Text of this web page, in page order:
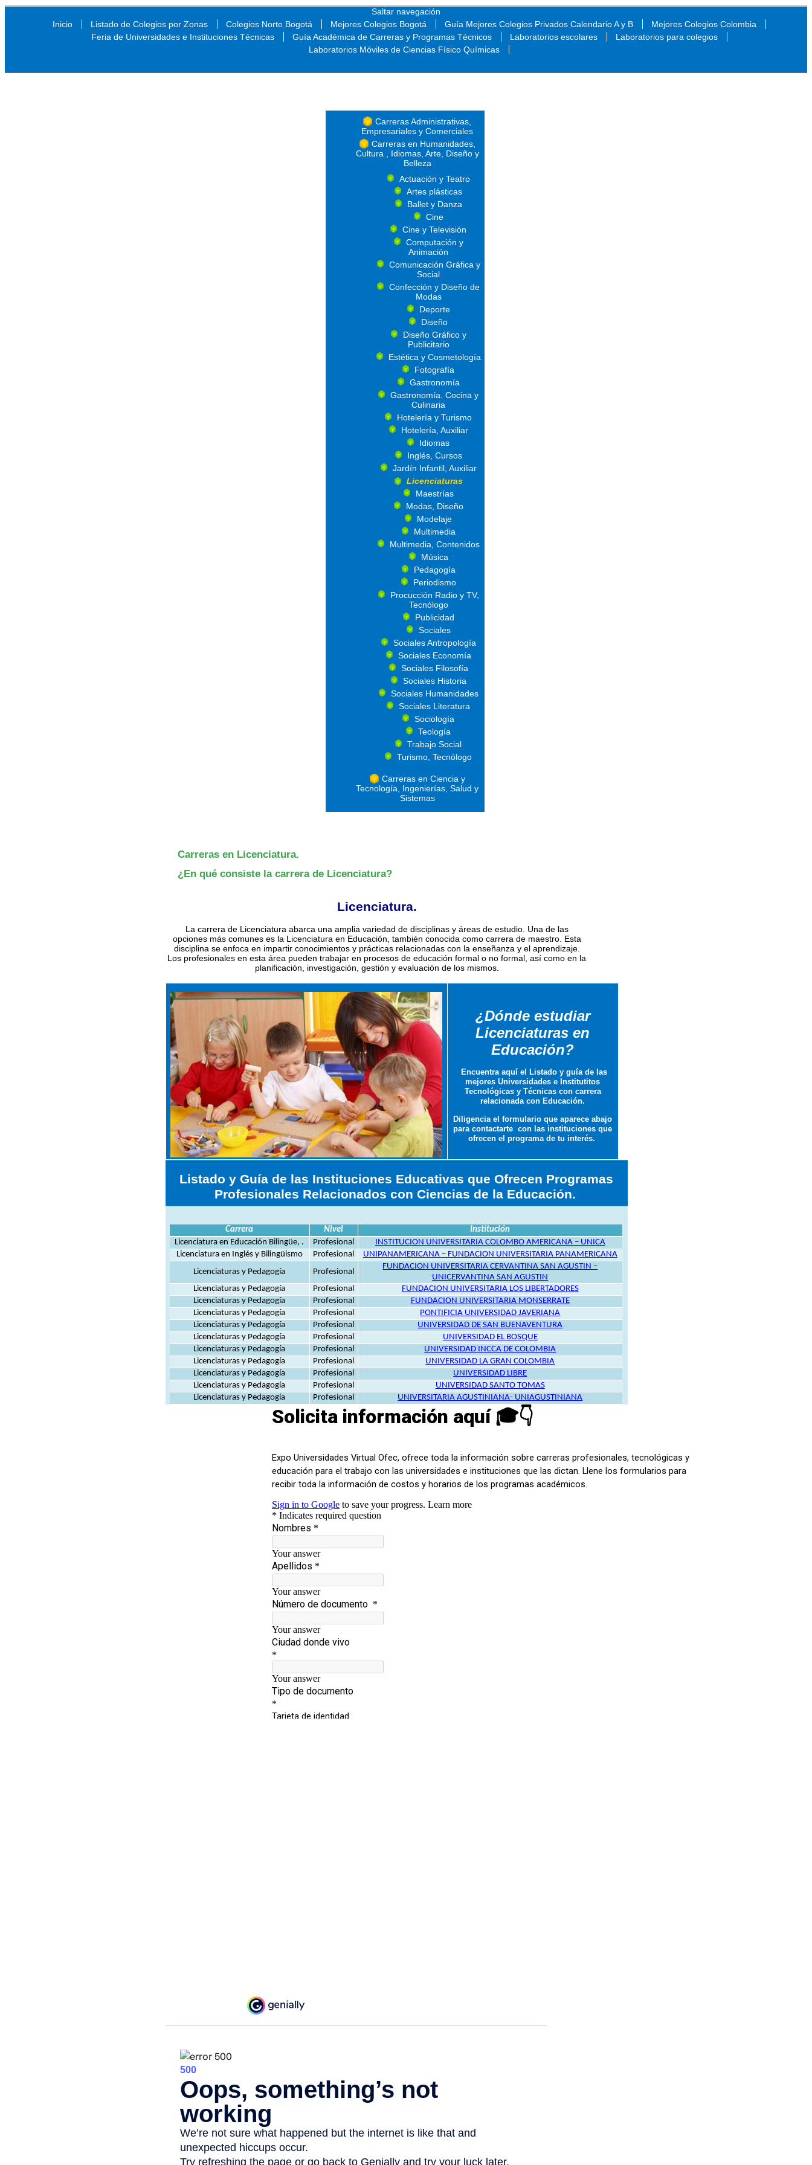
Saltar navegación
Inicio
Listado de Colegios por Zonas Colegios Norte Bogotá Mejores Colegios Bogotá Guía Mejores Colegios Privados Calendario A y B
Mejores Colegios Colombia
Feria de Universidades e Instituciones Técnicas
Guía Académica de Carreras y Programas Técnicos Laboratorios escolares
Laboratorios para colegios
Laboratorios Móviles de Ciencias Físico Químicas
Carreras Administrativas,
Empresariales y Comerciales
Carreras en Humanidades,
Cultura , Idiomas, Arte, Diseño y
Belleza
Actuación y Teatro
Artes plásticas
Ballet y Danza
Cine
Cine y Televisión
Computación y
Animación
Comunicación Gráfica y
Social
Confección y Diseño de
Modas
Deporte
Diseño
Diseño Gráfico y
Publicitario
Estética y Cosmetología
Fotografía
Gastronomía
Gastronomía. Cocina y
Culinaria
Hotelería y Turismo
Hotelería, Auxiliar
Idiomas
Inglés, Cursos
Jardín Infantil, Auxiliar
Licenciaturas
Maestrías
Modas, Diseño
Modelaje
Multimedia
Multimedia, Contenidos
Música
Pedagogía
Periodismo
Procucción Radio y TV,
Tecnólogo
Publicidad
Sociales
Sociales Antropología
Sociales Economía
Sociales Filosofía
Sociales Historia
Sociales Humanidades
Sociales Literatura
Sociología
Teología
Trabajo Social
Turismo, Tecnólogo
Carreras en Ciencia y
Tecnología, Ingenierías, Salud y
Sistemas
Carreras en Licenciatura.
¿En qué consiste la carrera de Licenciatura?
Licenciatura.
La carrera de Licenciatura abarca una amplia variedad de disciplinas y áreas de estudio. Una de las
opciones más comunes es la Licenciatura en Educación, también conocida como carrera de maestro. Esta
disciplina se enfoca en impartir conocimientos y prácticas relacionadas con la enseñanza y el aprendizaje.
Los profesionales en esta área pueden trabajar en procesos de educación formal o no formal, así como en la
planificación, investigación, gestión y evaluación de los mismos.
¿Dónde estudiar
Licenciaturas en
Educación?
Encuentra aquí el Listado y guía de las
mejores Universidades e Institutitos
Tecnológicas y Técnicas con carrera
relacionada con Educación.
Diligencia el formulario que aparece abajo
para contactarte con las instituciones que
ofrecen el programa de tu interés.
Listado y Guía de las Instituciones Educativas que Ofrecen Programas
Profesionales Relacionados con Ciencias de la Educación.
Carrera Nivel
Institución
Licenciatura en Educación Bilingüe, .
Profesional
INSTITUCION UNIVERSITARIA COLOMBO AMERICANA – UNICA
Licenciatura en Inglés y Bilingüismo
Profesional
UNIPANAMERICANA – FUNDACION UNIVERSITARIA PANAMERICANA
Licenciaturas y Pedagogía
Profesional
FUNDACION UNIVERSITARIA CERVANTINA SAN AGUSTIN –
UNICERVANTINA SAN AGUSTIN
Licenciaturas y Pedagogía
Profesional
FUNDACION UNIVERSITARIA LOS LIBERTADORES
Licenciaturas y Pedagogía
Profesional
FUNDACION UNIVERSITARIA MONSERRATE
Licenciaturas y Pedagogía
Profesional
PONTIFICIA UNIVERSIDAD JAVERIANA
Licenciaturas y Pedagogía
Profesional
UNIVERSIDAD DE SAN BUENAVENTURA
Licenciaturas y Pedagogía
Profesional
UNIVERSIDAD EL BOSQUE
Licenciaturas y Pedagogía
Profesional
UNIVERSIDAD INCCA DE COLOMBIA
Licenciaturas y Pedagogía
Profesional
UNIVERSIDAD LA GRAN COLOMBIA
Licenciaturas y Pedagogía
Profesional
UNIVERSIDAD LIBRE
Licenciaturas y Pedagogía
Profesional
UNIVERSIDAD SANTO TOMAS
Licenciaturas y Pedagogía
Profesional UNIVERSITARIA AGUSTINIANA- UNIAGUSTINIANA